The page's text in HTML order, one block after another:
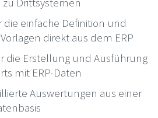
die einfache Definition und
direkt aus dem ERP
die Erstellung und Ausführung
mit ERP-Daten
Auswertungen aus einer